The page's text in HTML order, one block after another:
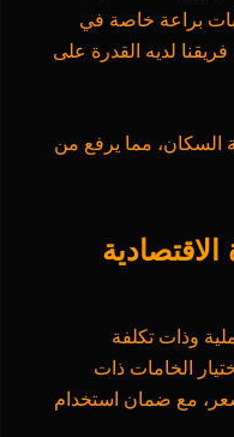
براعة خاصة في
لديه القدرة على
مما يرفع من
وذات تكلفة
الخامات ذات
مع ضمان استخدام